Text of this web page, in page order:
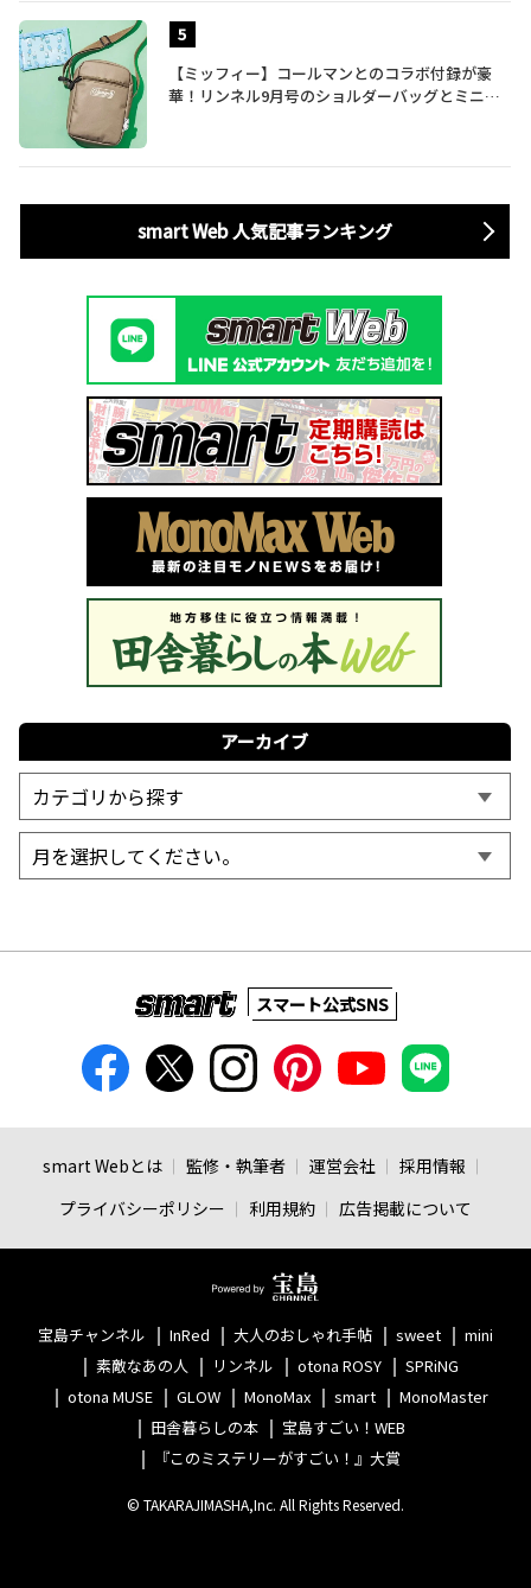
【ミッフィー】コールマンとのコラボ付録が豪
華！リンネル9月号のショルダーバッグとミニリ
smart Web 人気記事ランキング
アーカイブ
スマート公式SNS
smart Webとは 監修・執筆者 運営会社
採用情報
プライバシーポリシー
利用規約 広告掲載について
宝島チャンネル InRed 大人のおしゃれ手帖 sweet
mini
素敵なあの人
リンネル otona ROSY
SPRiNG
otona MUSE
GLOW MonoMax smart
MonoMaster
田舎暮らしの本
宝島すごい！WEB
『このミステリーがすごい！』大賞
© TAKARAJIMASHA,Inc. All Rights Reserved.